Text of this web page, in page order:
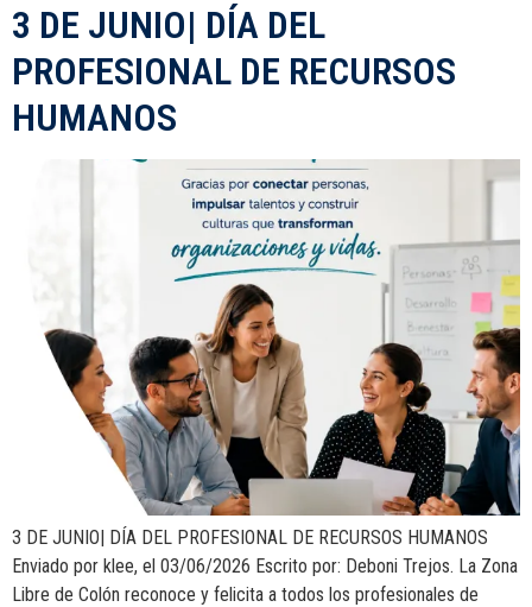
3 DE JUNIO| DÍA DEL
PROFESIONAL DE RECURSOS
HUMANOS
3 DE JUNIO| DÍA DEL PROFESIONAL DE RECURSOS HUMANOS
Enviado por klee, el 03/06/2026 Escrito por: Deboni Trejos. La Zona
Libre de Colón reconoce y felicita a todos los profesionales de